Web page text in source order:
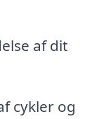
af dit
cykler og